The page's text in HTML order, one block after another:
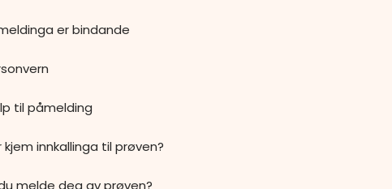
er bindande
til påmelding
kjem innkallinga til prøven?
melde deg av prøven?